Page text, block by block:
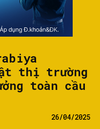
thị trường
toàn cầu
26/04/2025